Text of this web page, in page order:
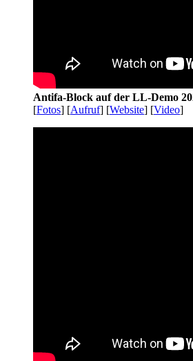
Antifa-Block auf der LL-Demo
[Fotos] [Aufruf] [Website] [Video]